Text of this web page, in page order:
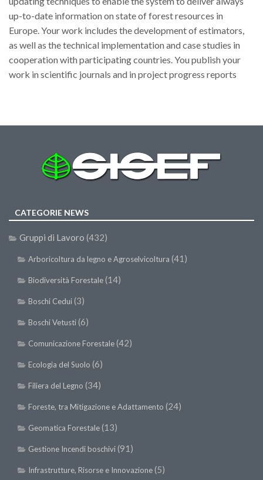
up-to-date information on state of forest resources in
Europe. Your work includes the development of estimators,
as well as the technical implementation and case studies in
cooperation with participating countries. You publish your
work in scientific journals and in project progress reports
CATEGORIE NEWS
Gruppi di Lavoro (432)
Arboricoltura da legno e Agroselvicoltura (41)
Biodiversità Forestale(14)
Boschi Cedui(3)
Boschi Vetusti(6)
Comunicazione Forestale(42)
Ecologia del Suolo (6)
Filiera del Legno (34)
Foreste, tra Mitigazione e Adattamento (24)
Geomatica Forestale(13)
Gestione Incendi boschivi(91)
Infrastrutture, Risorse e Innovazione(5)